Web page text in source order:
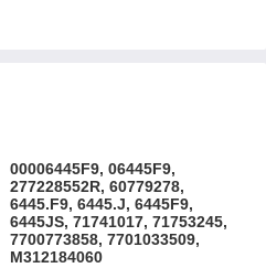
00006445F9, 06445F9,
277228552R, 60779278,
6445.F9, 6445.J, 6445F9,
6445JS, 71741017, 71753245,
7700773858, 7701033509,
M312184060